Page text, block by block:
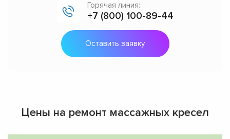
Горячая линия:
+7 (800) 100-89-44
Оставить заявку
Цены на ремонт массажных кресел